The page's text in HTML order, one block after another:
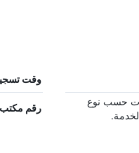
وقت
حسب نوع
رقم مكتب